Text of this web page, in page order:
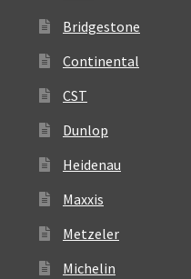
Bridgestone
Continental
CST
Dunlop
Heidenau
Maxxis
Metzeler
Michelin